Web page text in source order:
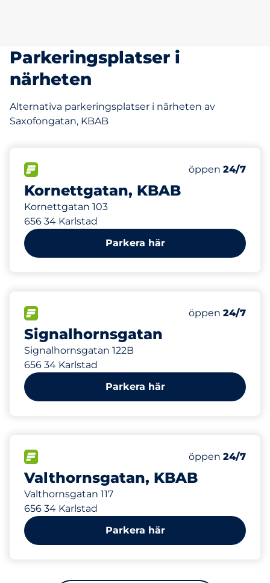
Parkeringsplatser i
närheten
Alternativa parkeringsplatser i närheten av
Saxofongatan, KBAB
Kornettgatan, KBAB
Kornettgatan 103
656 34 Karlstad
Antal
Totalt antal
Torsdag&nbsp
öppen 24/7
Parkera här
Signalhornsgatan
Signalhornsgatan 122B
656 34 Karlstad
Antal
Totalt antal
Torsdag&nbsp
öppen 24/7
Parkera här
Valthornsgatan, KBAB
Valthornsgatan 117
656 34 Karlstad
Antal
Totalt antal
Torsdag&nbsp
öppen 24/7
Parkera här